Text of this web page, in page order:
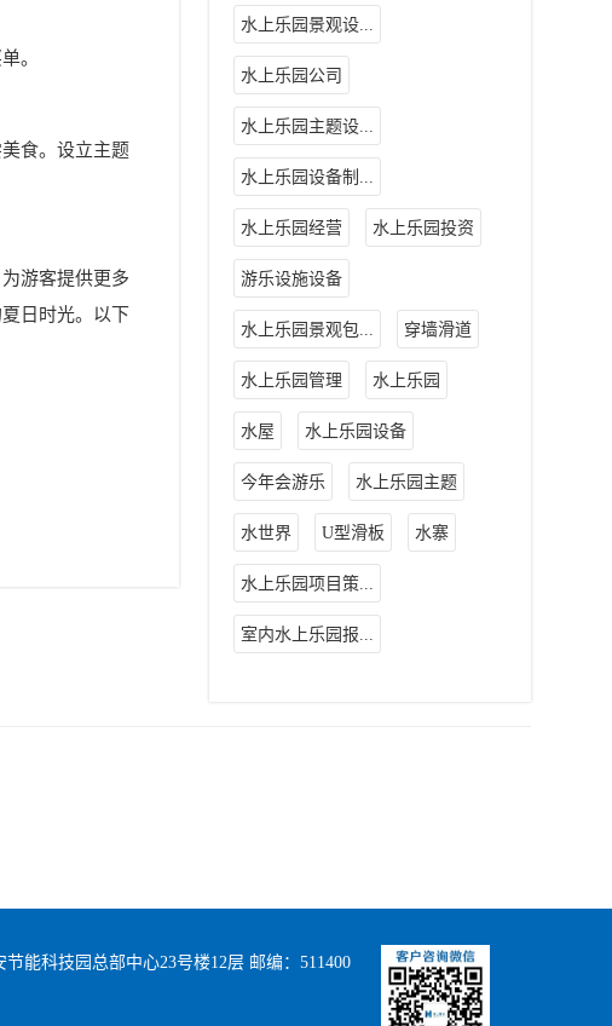
。
食。设立主题
游客提供更多
日时光。以下
水上乐园景观设...
水上乐园公司
水上乐园主题设...
水上乐园设备制...
水上乐园经营 水上乐园投资
游乐设施设备
水上乐园景观包... 穿墙滑道
水上乐园管理 水上乐园
水屋 水上乐园设备
今年会游乐 水上乐园主题
水世界 U型滑板 水寨
水上乐园项目策...
室内水上乐园报...
能科技园总部中心23号楼12层 邮编：511400